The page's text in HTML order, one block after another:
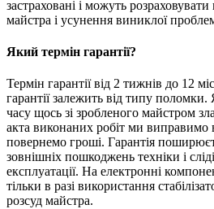
застраховані і можуть
майстра і усунення виниклої
Який термін гарантії?
Термін гарантії від 2 тижнів до 12
гарантії залежить від типу
часу щось зі зробленого майстром
акта виконаних робіт ми виправимо
повернемо гроші. Гарантія
зовнішніх пошкоджень техніки і
експлуатації. На електронні
тільки в разі використання
розсуд майстра.